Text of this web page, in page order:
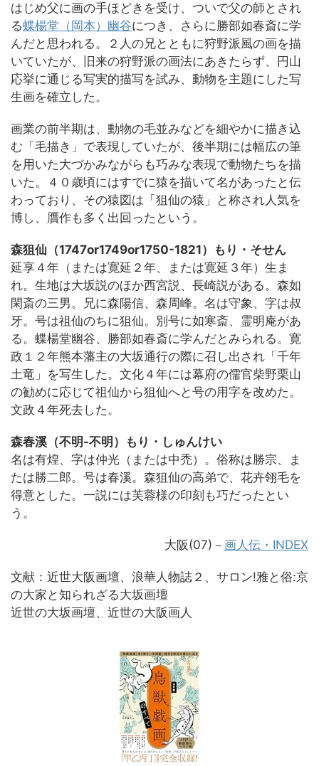
はじめ父に画の手ほどきを受け、ついで父の師とされ
る蝶楊堂（岡本）幽谷につき、さらに勝部如春斎に学
んだと思われる。２人の兄とともに狩野派風の画を描
いていたが、旧来の狩野派の画法にあきたらず、円山
応挙に通じる写実的描写を試み、動物を主題にした写
生画を確立した。
画業の前半期は、動物の毛並みなどを細やかに描き込
む「毛描き」で表現していたが、後半期には幅広の筆
を用いた大づかみながらも巧みな表現で動物たちを描
いた。４０歳頃にはすでに猿を描いて名があったと伝
わっており、その猿図は「狙仙の猿」と称され人気を
博し、贋作も多く出回ったという。
森狙仙（1747or1749or1750-1821）もり・そせん
延享４年（または寛延２年、または寛延３年）生ま
れ。生地は大坂説のほか西宮説、長崎説がある。森如
閑斎の三男。兄に森陽信、森周峰。名は守象、字は叔
牙。号は祖仙のちに狙仙。別号に如寒斎、霊明庵があ
る。蝶楊堂幽谷、勝部如春斎に学んだとみられる。寛
政１２年熊本藩主の大坂通行の際に召し出され「千年
土竜」を写生した。文化４年には幕府の儒官柴野栗山
の勧めに応じて祖仙から狙仙へと号の用字を改めた。
文政４年死去した。
森春溪（不明-不明）もり・しゅんけい
名は有煌、字は仲光（または中禿）。俗称は勝宗、ま
たは勝二郎。号は春溪。森狙仙の高弟で、花卉翎毛を
得意とした。一説には芙蓉様の印刻も巧だったとい
う。
大阪(07)－ 画人伝・INDEX
文献：近世大阪画壇、浪華人物誌２、サロン!雅と俗:京
の大家と知られざる大坂画壇
近世の大坂画壇、近世の大阪画人